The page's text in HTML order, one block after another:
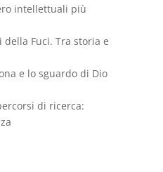
intellettuali più
della Fuci. Tra storia e
e lo sguardo di Dio
di ricerca: